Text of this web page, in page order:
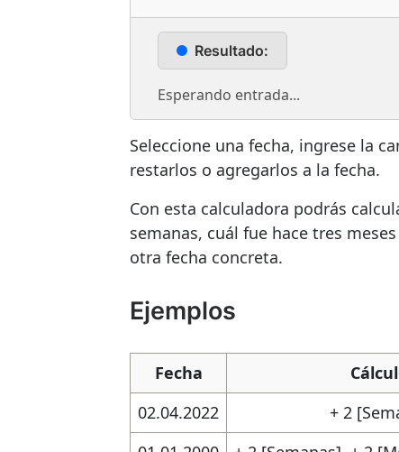
Resultado:
Esperando entrada...
Seleccione una fecha, ingrese la
restarlos o agregarlos a la fecha.
Con esta calculadora podrás
semanas, cuál fue hace tres
otra fecha concreta.
Ejemplos
Fecha
02.04.2022
+ 2